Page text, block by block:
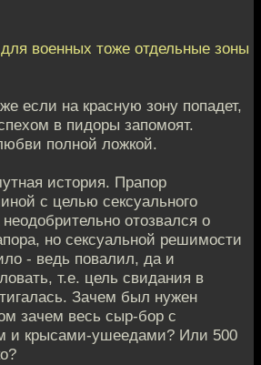
военных тоже отдельные зоны
если на красную зону попадет,
в пидоры запомоят.
полной ложкой.
история. Прапор
с целью сексуального
отозвался о
но сексуальной решимости
- ведь повалил, да и
т.е. цель свидания в
Зачем был нужен
зачем весь сыр-бор с
и крысами-ушеедами? Или 500